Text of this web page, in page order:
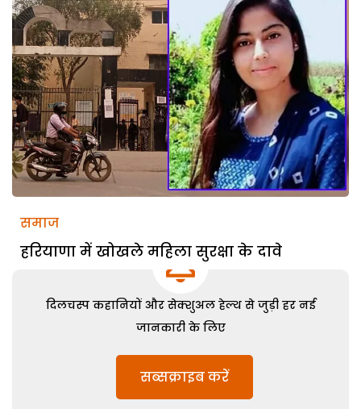
समाज
हरियाणा में खोखले महिला सुरक्षा के दावे
दिलचस्प कहानियों और सेक्शुअल हेल्थ से जुड़ी हर नई
जानकारी के लिए
सब्सक्राइब करें